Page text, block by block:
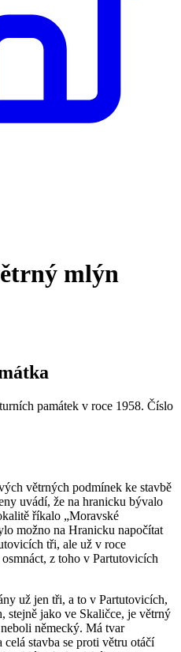
mlýn
památek v roce 1958. Číslo
větrných podmínek ke stavbě
uvádí, že na hranicku bývalo
říkalo „Moravské
možno na Hranicku napočítat
tři, ale už v roce
z toho v Partutovicích
už jen tři, a to v Partutovicích,
stejně jako ve Skaličce, je větrný
německý. Má tvar
stavba se proti větru otáčí